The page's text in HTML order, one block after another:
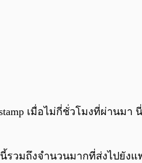
เมื่อไม่กี่ชั่วโมงที่ผ่านมา
รวมถึงจำนวนมากที่ส่งไปยัง